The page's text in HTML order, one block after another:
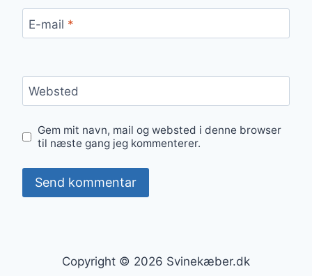
E-mail *
Websted
Gem mit navn, mail og websted i denne browser
til næste gang jeg kommenterer.
Copyright © 2026 Svinekæber.dk